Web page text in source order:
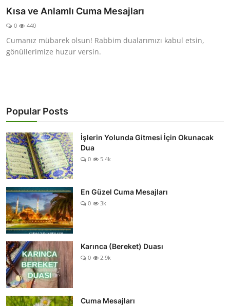
NAMAZ
DUALAR
KİMDİR?
KISSADAN HİSSE
DİNİ BİLGİLER
Kısa ve Anlamlı Cuma Mesajları
0 440
Cumanız mübarek olsun! Rabbim dualarımızı kabul etsin,
gönüllerimize huzur versin.
Popular Posts
İşlerin Yolunda Gitmesi İçin Okunacak
Dua
0 5.4k
En Güzel Cuma Mesajları
0 3k
Karınca (Bereket) Duası
0 2.9k
Cuma Mesajları